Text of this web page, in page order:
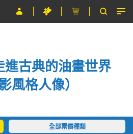
進古典的油畫世界
風格人像）
全部票價種類